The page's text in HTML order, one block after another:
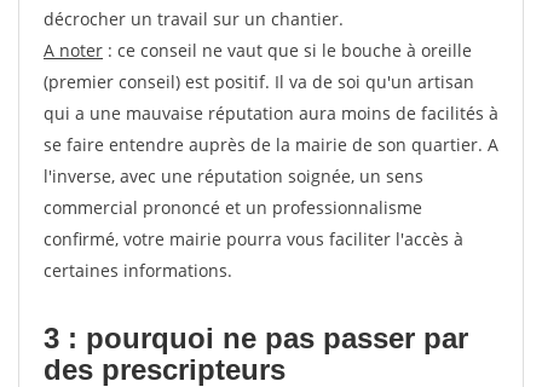
décrocher un travail sur un chantier.
A noter : ce conseil ne vaut que si le bouche à oreille
(premier conseil) est positif. Il va de soi qu'un artisan
qui a une mauvaise réputation aura moins de facilités à
se faire entendre auprès de la mairie de son quartier. A
l'inverse, avec une réputation soignée, un sens
commercial prononcé et un professionnalisme
confirmé, votre mairie pourra vous faciliter l'accès à
certaines informations.
3 : pourquoi ne pas passer par
des prescripteurs